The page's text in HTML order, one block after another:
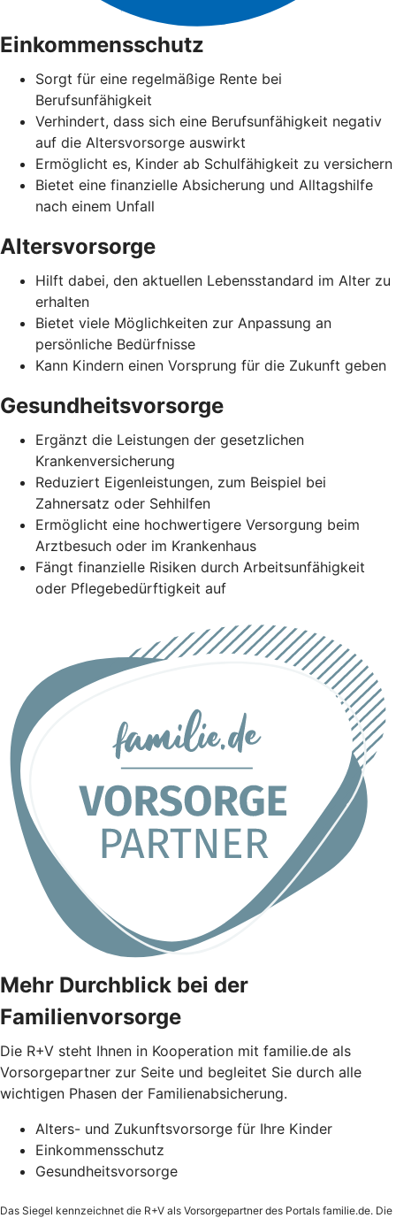
Einkommensschutz
Sorgt für eine regelmäßige Rente bei
Berufsunfähigkeit
Verhindert, dass sich eine Berufsunfähigkeit negativ
auf die Altersvorsorge auswirkt
Ermöglicht es, Kinder ab Schulfähigkeit zu versichern
Bietet eine finanzielle Absicherung und Alltagshilfe
nach einem Unfall
Altersvorsorge
Hilft dabei, den aktuellen Lebensstandard im Alter zu
erhalten
Bietet viele Möglichkeiten zur Anpassung an
persönliche Bedürfnisse
Kann Kindern einen Vorsprung für die Zukunft geben
Gesundheitsvorsorge
Ergänzt die Leistungen der gesetzlichen
Krankenversicherung
Reduziert Eigenleistungen, zum Beispiel bei
Zahnersatz oder Sehhilfen
Ermöglicht eine hochwertigere Versorgung beim
Arztbesuch oder im Krankenhaus
Fängt finanzielle Risiken durch Arbeitsunfähigkeit
oder Pflegebedürftigkeit auf
Mehr Durchblick bei der
Familienvorsorge
Die R+V steht Ihnen in Kooperation mit familie.de als
Vorsorgepartner zur Seite und begleitet Sie durch alle
wichtigen Phasen der Familienabsicherung.
Alters- und Zukunftsvorsorge für Ihre Kinder
Einkommensschutz
Gesundheitsvorsorge
Das Siegel kennzeichnet die R+V als Vorsorgepartner des Portals familie.de. Die